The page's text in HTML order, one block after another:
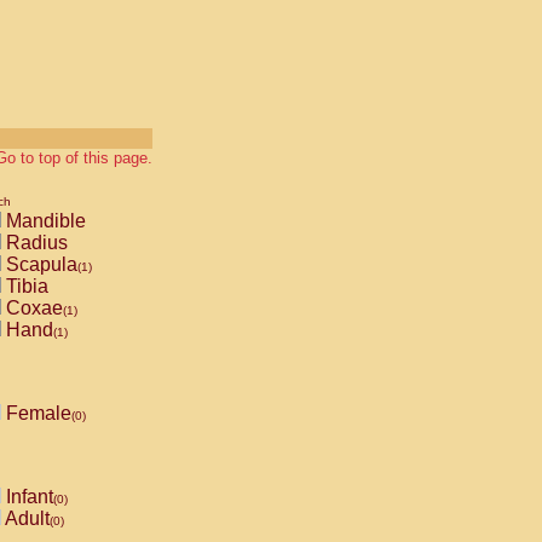
to top of this page.
Mandible
Radius
Scapula(1)
Tibia
Coxae(1)
Hand(1)
Female(0)
Infant(0)
Adult(0)